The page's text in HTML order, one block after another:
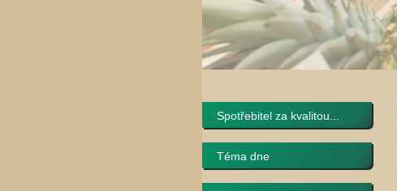
Spotřebitel za kvalitou...
Téma dne